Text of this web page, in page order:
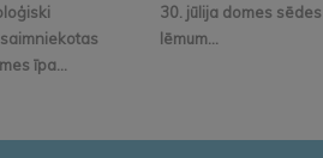
īpa...
30. jūlija domes sēdes
lēmum...